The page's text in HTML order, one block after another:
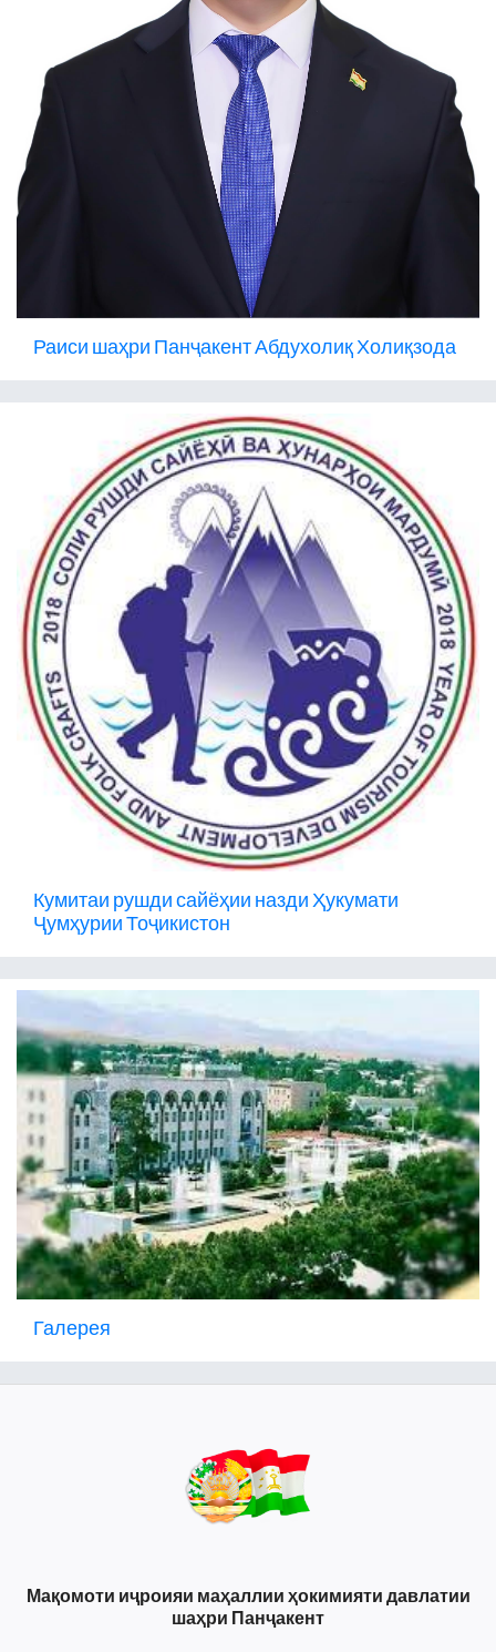
Раиси шаҳри Панҷакент Абдухолиқ Холиқзода
Кумитаи рушди сайёҳии назди Ҳукумати
Ҷумҳурии Тоҷикистон
Галерея
Мақомоти иҷроияи маҳаллии ҳокимияти давлатии
шаҳри Панҷакент